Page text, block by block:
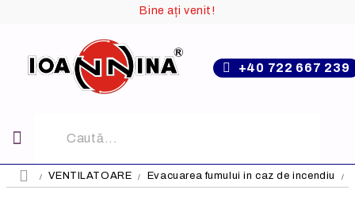
Bine ați venit!
+40 722 667 239
VENTILATOARE Evacuarea fumului in caz de incendiu